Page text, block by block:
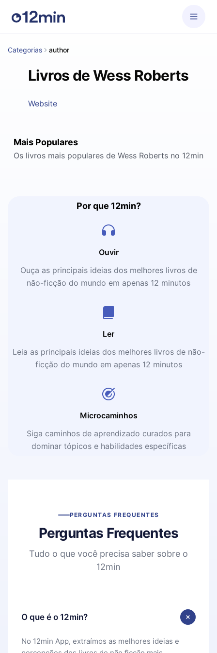
Categorias author
Livros de Wess Roberts
Website
Mais Populares
Os livros mais populares de Wess Roberts no 12min
Por que 12min?
Ouvir
Ouça as principais ideias dos melhores livros de
não-ficção do mundo em apenas 12 minutos
Ler
Leia as principais ideias dos melhores livros de não-
ficção do mundo em apenas 12 minutos
Microcaminhos
Siga caminhos de aprendizado curados para
dominar tópicos e habilidades específicas
PERGUNTAS FREQUENTES
Perguntas Frequentes
Tudo o que você precisa saber sobre o
12min
O que é o 12min?
No 12min App, extraímos as melhores ideias e